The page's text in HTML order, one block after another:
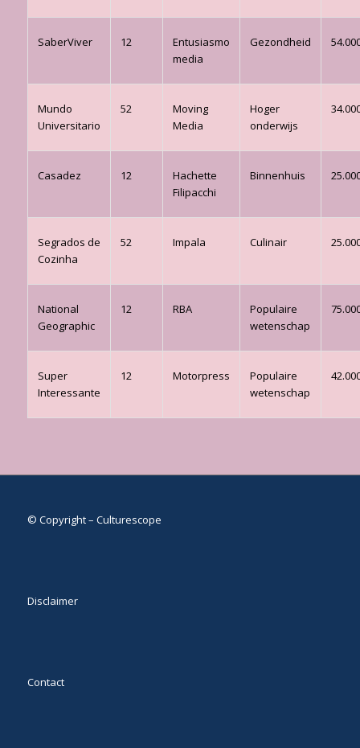
SaberViver 12
Entusiasmo
media
Gezondheid
Mundo
Universitario
52
Moving
Media
Hoger
onderwijs
Casadez 12
Hachette
Filipacchi
Binnenhuis
Segrados de
Cozinha
52 Impala Culinair
National
Geographic
12 RBA
Populaire
wetenschap
Super
Interessante
12 Motorpress
Populaire
wetenschap
© Copyright – Culturescope
Disclaimer
Contact